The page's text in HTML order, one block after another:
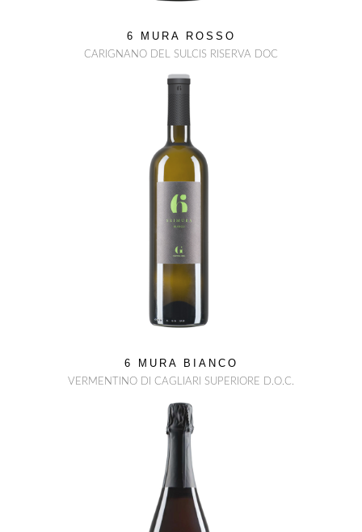
6 MURA ROSSO
CARIGNANO DEL SULCIS RISERVA DOC
6 MURA BIANCO
VERMENTINO DI CAGLIARI SUPERIORE D.O.C.